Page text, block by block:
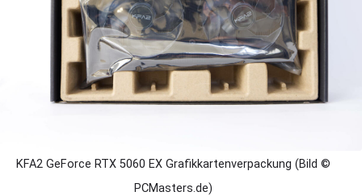
KFA2 GeForce RTX 5060 EX Grafikkartenverpackung (Bild ©
PCMasters.de)